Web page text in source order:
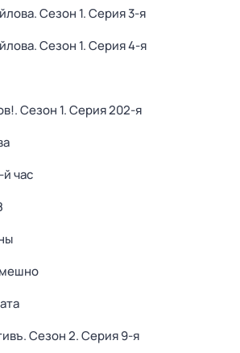
. Сезон 1. Серия 3-я
. Сезон 1. Серия 4-я
. Сезон 1. Серия 202-я
час
. Сезон 2. Серия 9-я